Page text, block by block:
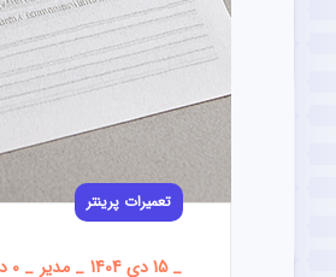
تعمیرات پرینتر
_15 دی 1404 _ مدیر _ 0 دیدگاه